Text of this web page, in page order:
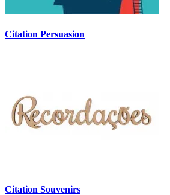
Citation Persuasion
Citation Souvenirs